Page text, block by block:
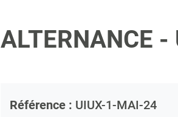
ALTERNANCE
Référence : UIUX-1-MAI-24